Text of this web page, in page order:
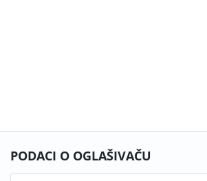
PODACI O OGLAŠIVAČU